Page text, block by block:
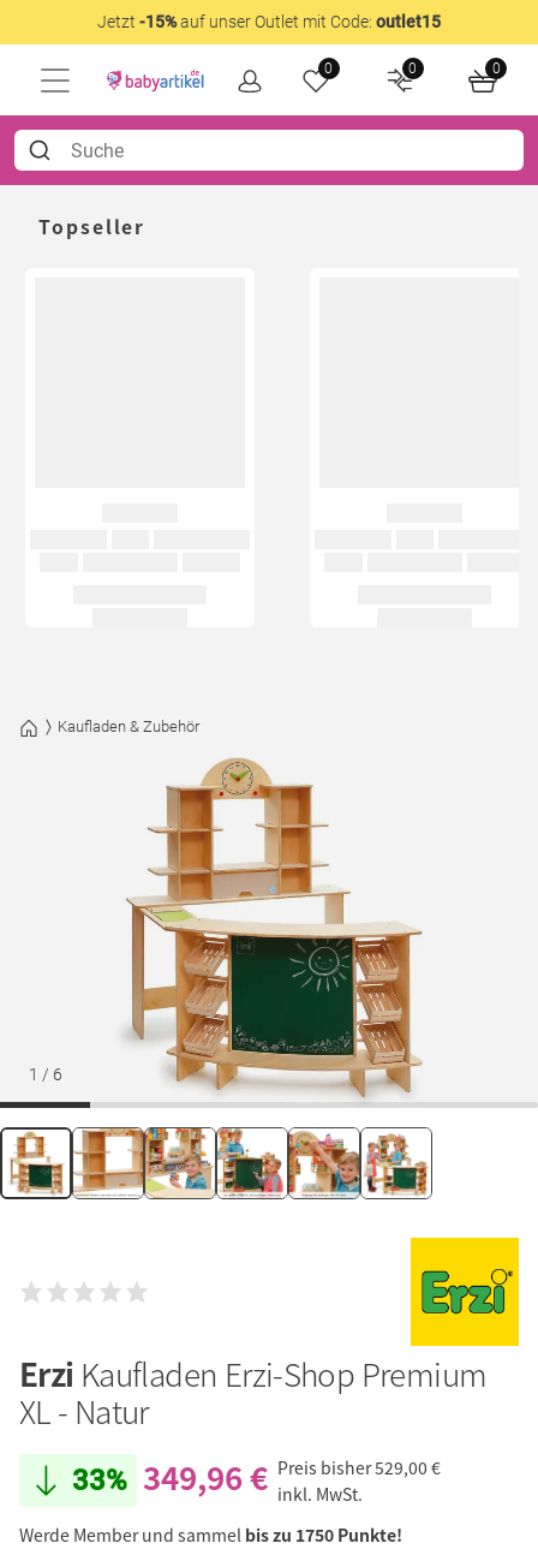
Jetzt -15%auf unser Outlet mit Code: outlet15
0 0 0
Topseller
Kaufladen & Zubehör
1 / 6
Erzi Kaufladen Erzi-Shop Premium
XL - Natur
33% 349,96 € Preis bisher529,00 €
inkl. MwSt.
Werde Member und sammel bis zu 1750 Punkte!